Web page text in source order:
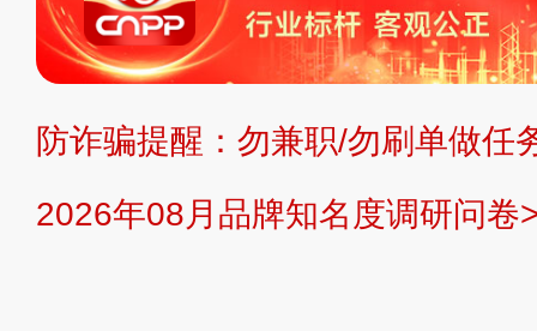
不代理、不招商、不提供中介服务。
持投资购买的观点或意见，页面信息
提交说明： 快速提交发布>> 提交品
防诈骗提醒：勿兼职/勿刷单做任
2026年08月品牌知名度调研问卷